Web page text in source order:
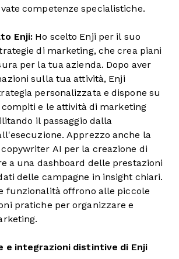
competenze specialistiche.
Enji: Ho scelto Enji per il suo
di marketing, che crea piani
per la tua azienda. Dopo aver
sulla tua attività, Enji
personalizzata e dispone su
e le attività di marketing
il passaggio dalla
Apprezzo anche la
AI per la creazione di
a una dashboard delle prestazioni
delle campagne in insight chiari.
funzionalità offrono alle piccole
pratiche per organizzare e
e integrazioni distintive di Enji